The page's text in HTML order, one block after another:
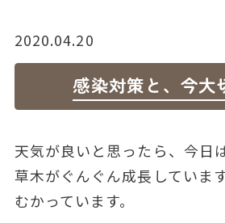
2020.04.20
感染対策と、今大
天気が良いと思ったら、今日は
草木がぐんぐん成長していま
むかっています。